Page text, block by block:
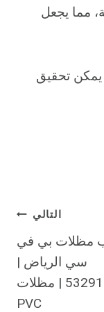
مما يجعل
يمكن تحقيق
التالي
مظلات بي في
سي الرياض |
532918998 | مظلات
PVC